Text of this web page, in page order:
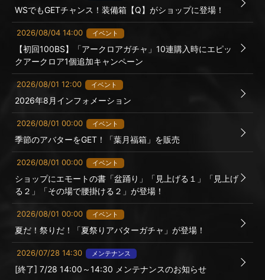
WSでもGETチャンス！装備箱【Q】がショップに登場！
2026/08/04 14:00 イベント
【初回100BS】「アークロアガチャ」10連購入時にエピッ
クアークロア1個追加キャンペーン
2026/08/01 12:00 イベント
2026年8月インフォメーション
2026/08/01 00:00 イベント
季節のアバターをGET！「葉月福箱」を販売
2026/08/01 00:00 イベント
ショップにエモートの書「盆踊り」「見上げる１」「見上げ
る２」「その場で腰掛ける２」が登場！
2026/08/01 00:00 イベント
夏だ！祭りだ！「夏祭りアバターガチャ」が登場！
2026/07/28 14:30 メンテナンス
[終了] 7/28 14:00～14:30 メンテナンスのお知らせ